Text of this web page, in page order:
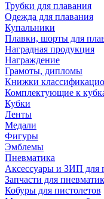
Трубки для плавания
Одежда для плавания
Купальники
Плавки, шорты для
Наградная продукция
Награждение
Грамоты, дипломы
Книжки
Комплектующие к
Кубки
Ленты
Медали
Фигуры
Эмблемы
Пневматика
Аксессуары и ЗИП для
Запчасти для
Кобуры для пистолетов